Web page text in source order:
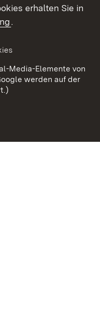
erhalten Sie in
.
Media-Elemente von
werden auf der